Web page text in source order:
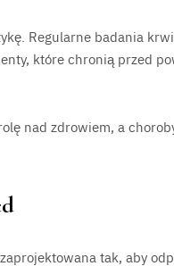
Regularne badania
które chronią przed
nad zdrowiem, a
zaprojektowana tak, aby